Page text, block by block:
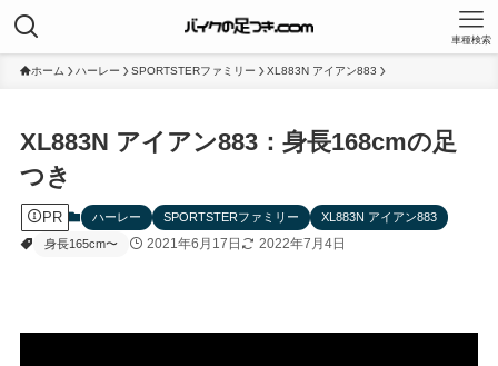
車種検索
ホーム ハーレー SPORTSTERファミリー XL883N アイアン883
XL883N アイアン883：身長168cmの足
つき
PR ハーレー SPORTSTERファミリー
XL883N アイアン883
身長165cm〜
2021年6月17日 2022年7月4日